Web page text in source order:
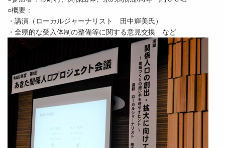
○概要：
・講演（ローカルジャーナリスト 田中輝美氏）
・全県的な受入体制の整備等に関する意見交換 など